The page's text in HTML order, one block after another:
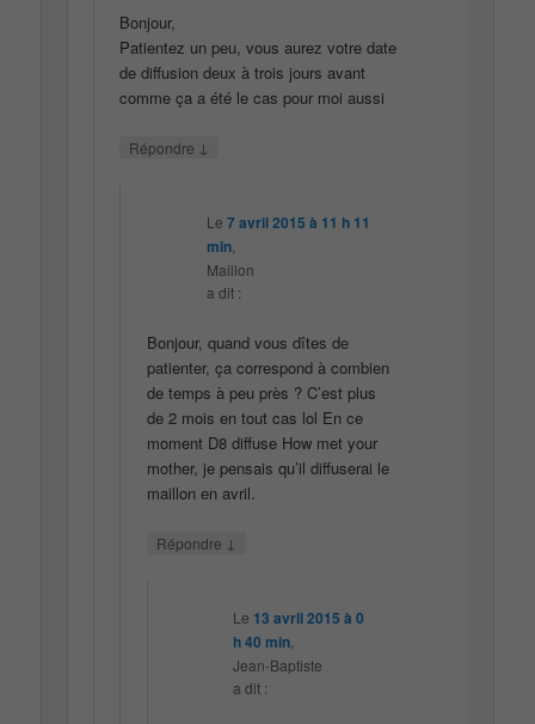
Bonjour,
Patientez un peu, vous aurez votre date
de diffusion deux à trois jours avant
comme ça a été le cas pour moi aussi
Répondre ↓
Le 7 avril 2015 à 11 h 11
min,
Maillon
a dit :
Bonjour, quand vous dîtes de
patienter, ça correspond à combien
de temps à peu près ? C’est plus
de 2 mois en tout cas lol En ce
moment D8 diffuse How met your
mother, je pensais qu’il diffuserai le
maillon en avril.
Répondre ↓
Le 13 avril 2015 à 0
h 40 min,
Jean-Baptiste
a dit :